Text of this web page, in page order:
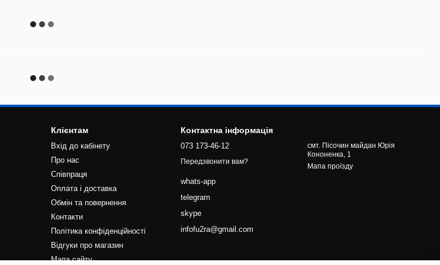
Клієнтам
Вхід до кабінету
Про нас
Співпраця
Оплата і доставка
Обмін та повернення
Контакти
Політика конфіденційності
Відгуки про магазин
Мапа сайту
Контактна інформація
073 173-46-12
Передзвонити вам?
whats-app
telegram
skype
infofu2ra@gmail.com
смт. Пісочин майдан Юрія
Кононенка, 1
Мапа проїзду